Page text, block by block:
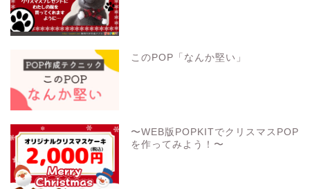
このPOP「なんか堅い」
〜WEB版POPKITでクリスマスPOP
を作ってみよう！〜